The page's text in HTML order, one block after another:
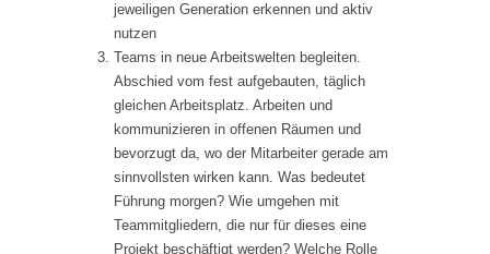
jeweiligen Generation erkennen und aktiv
nutzen
Teams in neue Arbeitswelten begleiten.
Abschied vom fest aufgebauten, täglich
gleichen Arbeitsplatz. Arbeiten und
kommunizieren in offenen Räumen und
bevorzugt da, wo der Mitarbeiter gerade am
sinnvollsten wirken kann. Was bedeutet
Führung morgen? Wie umgehen mit
Teammitgliedern, die nur für dieses eine
Projekt beschäftigt werden? Welche Rolle